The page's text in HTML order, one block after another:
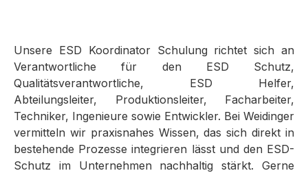
Unsere ESD Koordinator Schulung richtet sich an
Verantwortliche für den ESD Schutz,
Qualitätsverantwortliche, ESD Helfer,
Abteilungsleiter, Produktionsleiter, Facharbeiter,
Techniker, Ingenieure sowie Entwickler. Bei Weidinger
vermitteln wir praxisnahes Wissen, das sich direkt in
bestehende Prozesse integrieren lässt und den ESD-
Schutz im Unternehmen nachhaltig stärkt. Gerne